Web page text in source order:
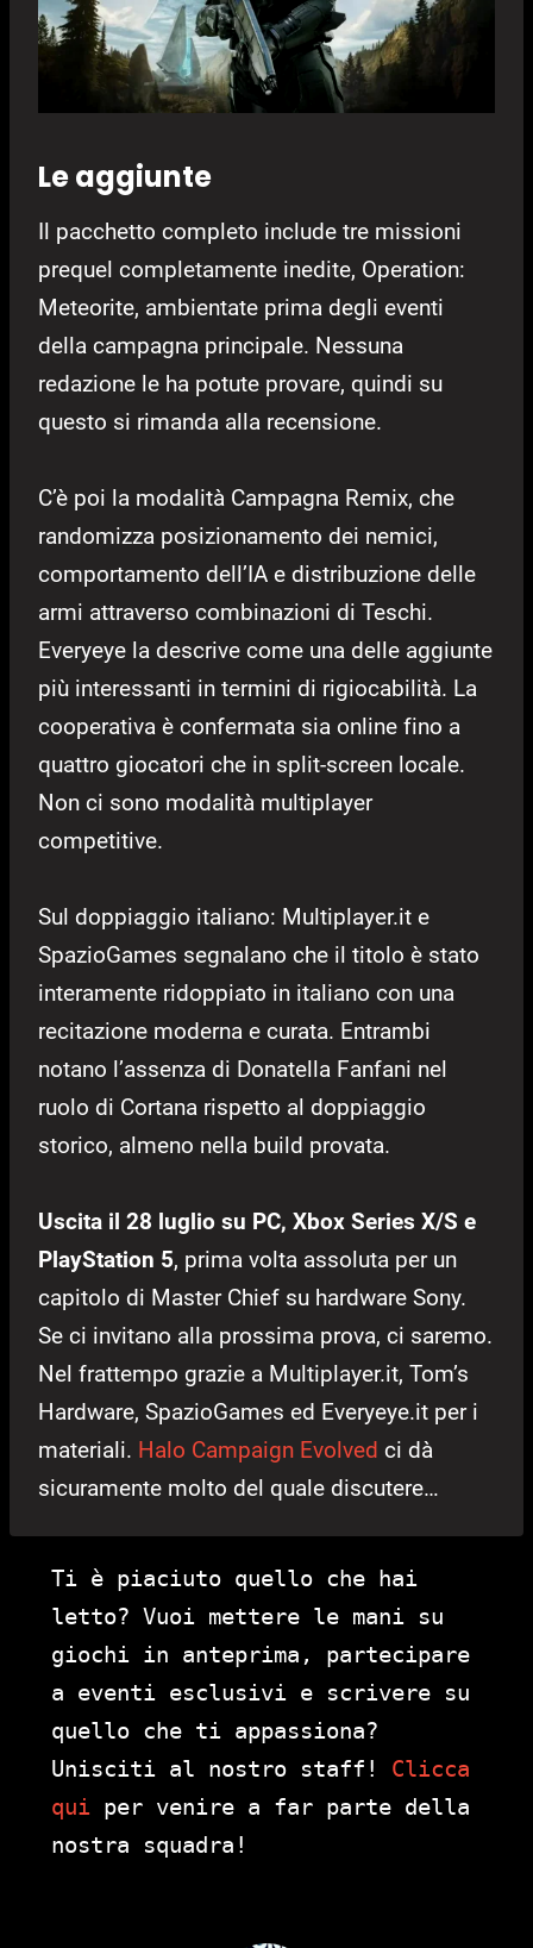
Le aggiunte
Il pacchetto completo include tre missioni
prequel completamente inedite, Operation:
Meteorite, ambientate prima degli eventi
della campagna principale. Nessuna
redazione le ha potute provare, quindi su
questo si rimanda alla recensione.
C’è poi la modalità Campagna Remix, che
randomizza posizionamento dei nemici,
comportamento dell’IA e distribuzione delle
armi attraverso combinazioni di Teschi.
Everyeye la descrive come una delle aggiunte
più interessanti in termini di rigiocabilità. La
cooperativa è confermata sia online fino a
quattro giocatori che in split-screen locale.
Non ci sono modalità multiplayer
competitive.
Sul doppiaggio italiano: Multiplayer.it e
SpazioGames segnalano che il titolo è stato
interamente ridoppiato in italiano con una
recitazione moderna e curata. Entrambi
notano l’assenza di Donatella Fanfani nel
ruolo di Cortana rispetto al doppiaggio
storico, almeno nella build provata.
Uscita il 28 luglio su PC, Xbox Series X/S e
PlayStation 5, prima volta assoluta per un
capitolo di Master Chief su hardware Sony.
Se ci invitano alla prossima prova, ci saremo.
Nel frattempo grazie a Multiplayer.it, Tom’s
Hardware, SpazioGames ed Everyeye.it per i
materiali. Halo Campaign Evolved ci dà
sicuramente molto del quale discutere…
Ti è piaciuto quello che hai
letto? Vuoi mettere le mani su
giochi in anteprima, partecipare
a eventi esclusivi e scrivere su
quello che ti appassiona?
Unisciti al nostro staff! Clicca
qui per venire a far parte della
nostra squadra!